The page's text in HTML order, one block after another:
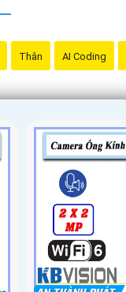
Thân AI Coding